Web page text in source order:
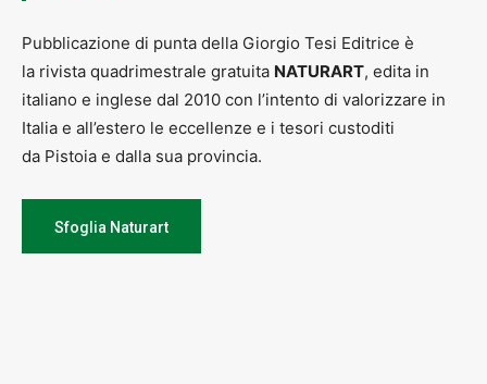
Pubblicazione di punta della Giorgio Tesi Editrice è
la rivista quadrimestrale gratuita NATURART, edita in
italiano e inglese dal 2010 con l’intento di valorizzare in
Italia e all’estero le eccellenze e i tesori custoditi
da Pistoia e dalla sua provincia.
Sfoglia Naturart